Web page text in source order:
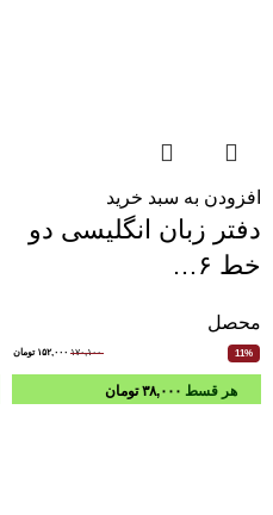
افزودن به سبد خرید
دفتر زبان انگلیسی دو
خط ۶…
محصل
11% ۱۷۰,۱۰۰ ۱۵۲,۰۰۰ تومان
هر قسط ۳۸,۰۰۰ تومان